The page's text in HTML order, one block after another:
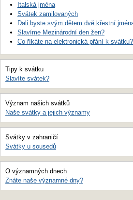
Italská jména
Svátek zamilovaných
Dali byste svým dětem dvě křestní
Slavíme Mezinárodní den žen?
Co říkáte na elektronická přání k svátku?
Tipy k svátku
Slavíte svátek?
Význam našich svátků
Naše svátky a jejich významy
Svátky v zahraničí
Svátky u sousedů
O významných dnech
Znáte naše významné dny?